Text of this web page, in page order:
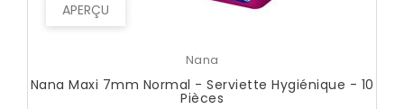
APERÇU
Nana
Nana Maxi 7mm Normal - Serviette Hygiénique - 10
Pièces